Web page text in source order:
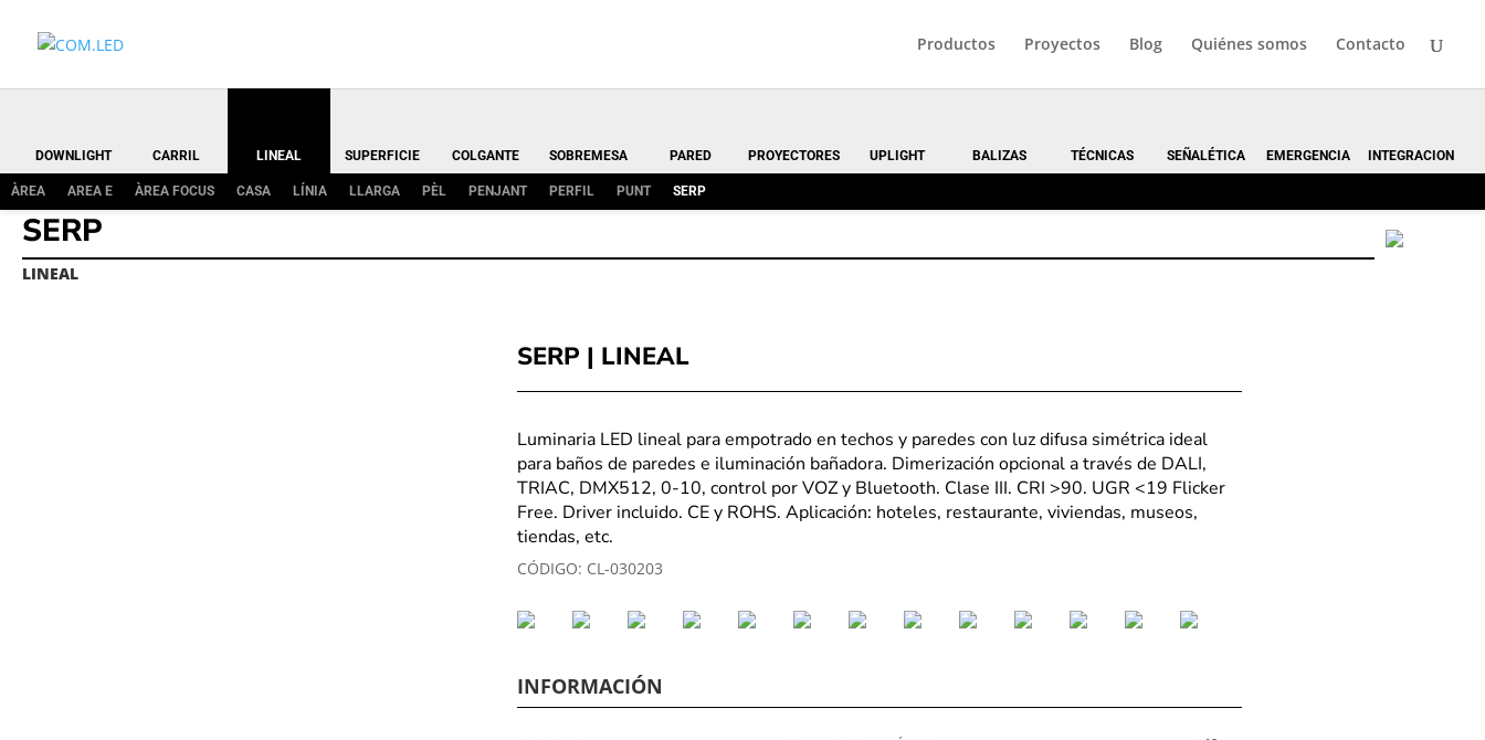
Productos Proyectos Blog Quiénes somos Contacto
DOWNLIGHT CARRIL LINEAL
ÀREA AREA E ÀREA FOCUS CASA LÍNIA LLARGA PÈL PENJANT PERFIL PUNT SERP
SUPERFICIE COLGANTE SOBREMESA PARED PROYECTORES UPLIGHT BALIZAS TÉCNICAS SEÑALÉTICA EMERGENCIA INTEGRACION
SERP
LINEAL
SERP | LINEAL
Luminaria LED lineal para empotrado en techos y paredes con luz difusa simétrica ideal
para baños de paredes e iluminación bañadora. Dimerización opcional a través de DALI,
TRIAC, DMX512, 0-10, control por VOZ y Bluetooth. Clase III. CRI >90. UGR <19 Flicker
Free. Driver incluido. CE y ROHS. Aplicación: hoteles, restaurante, viviendas, museos,
tiendas, etc.
CÓDIGO: CL-030203
INFORMACIÓN